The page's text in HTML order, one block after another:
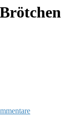
Brötchen